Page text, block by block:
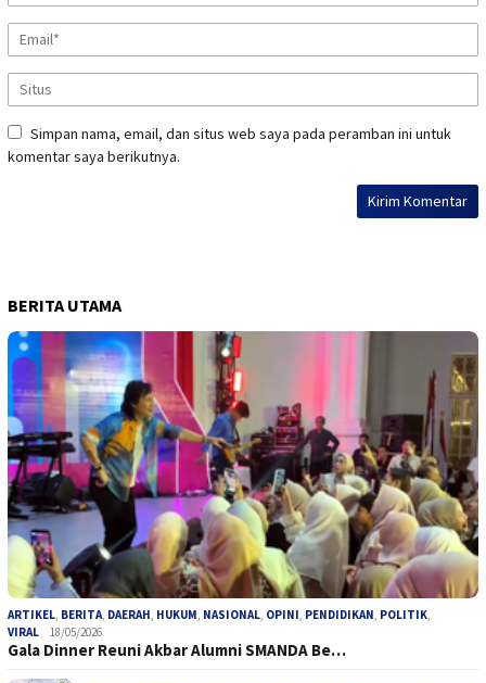
Simpan nama, email, dan situs web saya pada peramban ini untuk
komentar saya berikutnya.
BERITA UTAMA
ARTIKEL, BERITA, DAERAH, HUKUM, NASIONAL, OPINI, PENDIDIKAN, POLITIK,
VIRAL
18/05/2026
Gala Dinner Reuni Akbar Alumni SMANDA Be…